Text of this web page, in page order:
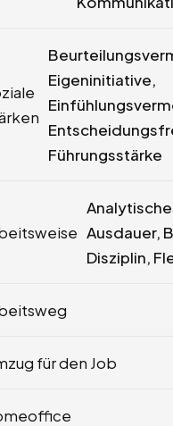
Eigeninitiative,
Führungsstärke
Ausdauer,
Disziplin,
für den Job